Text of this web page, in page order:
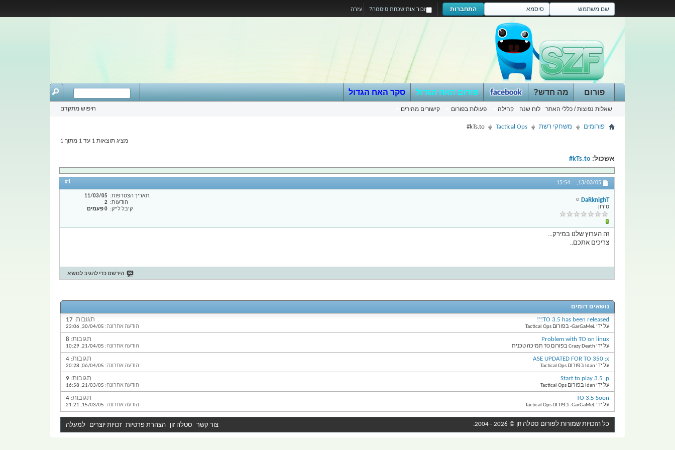
עזרה התחברות זכור אותישכחת סיסמה?
פורום
שאלות נפוצות / כללי האתר לוח שנה קהילה פעולות בפורום קישורים מהירים
מה חדש? פורום האח הגדול סקר האח הגדול
חיפוש מתקדם
פורומים משחקי רשת Tactical Ops
kTs.to#
מציג תוצאות 1 עד 1 מתוך 1
אשכול: kTs.to#
13/03/05,
15:54
#1
DaRknighT
טירון
תאריך הצטרפות
11/03/05
הודעות
2
קיבל לייק
0 פעמים
זה הערוץ שלנו במירק...
צריכים אתכם..
הירשם כדי להגיב לנושא
נושאים דומים
TO 3.5 has been released!!!
על ידי GarGaMeL- בפורום Tactical Ops
תגובות:
הודעה אחרונה: 23:06
Problem with TO on linux
על ידי Crazy Death בפורום TO תמיכה טכנית
תגובות:
הודעה אחרונה: 10:29
ASE UPDATED FOR TO 350 :x
על ידי Idan בפורום Tactical Ops
תגובות:
הודעה אחרונה: 20:28
Start to play 3.5 :p
על ידי Idan בפורום Tactical Ops
תגובות:
הודעה אחרונה: 16:58
TO 3.5 Soon
על ידי GarGaMeL- בפורום Tactical Ops
תגובות:
הודעה אחרונה: 21:21
כל הזכויות שמורות לפורום סטלה זון © 2026 - 2004. צור קשר סטלה זון הצהרת פרטיות זכויות יוצרים למעלה